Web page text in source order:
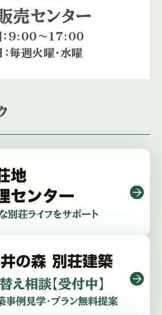
売センター
：9:00〜17:00
毎週火曜・水曜